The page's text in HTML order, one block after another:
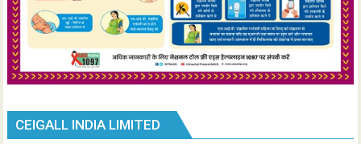
CEIGALL INDIA LIMITED